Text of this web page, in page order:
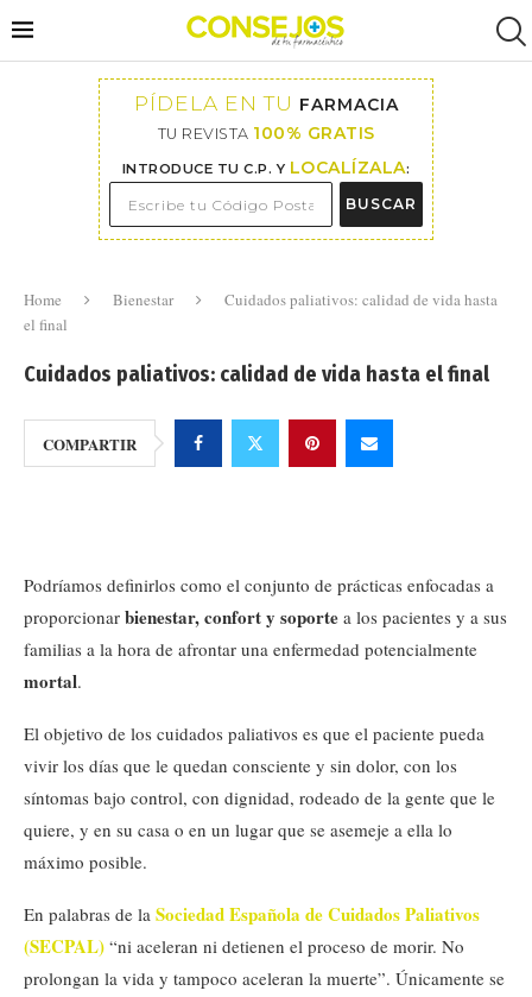
PÍDELA EN TU FARMACIA
TU REVISTA 100% GRATIS
INTRODUCE TU C.P. Y LOCALÍZALA:
BUSCAR
Home Bienestar
Cuidados paliativos: calidad de vida hasta
el final
Cuidados paliativos: calidad de vida hasta el final
COMPARTIR
Podríamos definirlos como el conjunto de prácticas enfocadas a
proporcionar bienestar, confort y soporte a los pacientes y a sus
familias a la hora de afrontar una enfermedad potencialmente
mortal.
El objetivo de los cuidados paliativos es que el paciente pueda
vivir los días que le quedan consciente y sin dolor, con los
síntomas bajo control, con dignidad, rodeado de la gente que le
quiere, y en su casa o en un lugar que se asemeje a ella lo
máximo posible.
En palabras de la Sociedad Española de Cuidados Paliativos
(SECPAL) “ni aceleran ni detienen el proceso de morir. No
prolongan la vida y tampoco aceleran la muerte”. Únicamente se